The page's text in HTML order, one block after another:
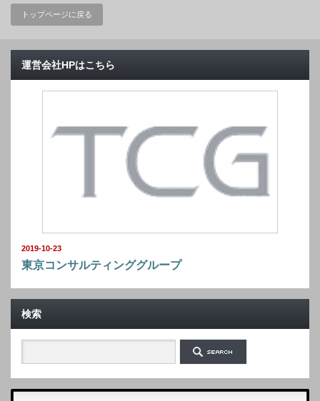
トップページに戻る
運営会社HPはこちら
2019-10-23
東京コンサルティンググループ
検索